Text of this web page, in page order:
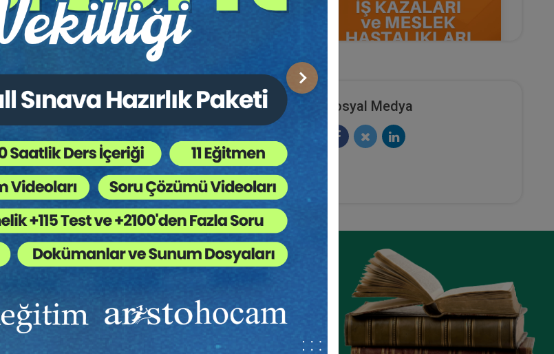
Sonraki
- VII.
Sepete Ekle
Kongresi - IV. Oturum
360
TL
Sepete Ekle
İş Kazaları ve Meslek Hastalıkları
- III. İş Hukuku Kongresi - V.
Oturum
360
Enstitüsü Tüketici Hukuku Enstitüsü Tüketici Hukuku Enstitüsü
Sosyal Medya
hukuk bilgisini yükseltin, kaliteli içeriklerle size
Hukuk Eğitim’in birbirinden kaliteli eğitimlerine
erişim imkanı sunun.